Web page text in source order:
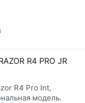
R4 PRO JR
R4 Pro Int,
модель.